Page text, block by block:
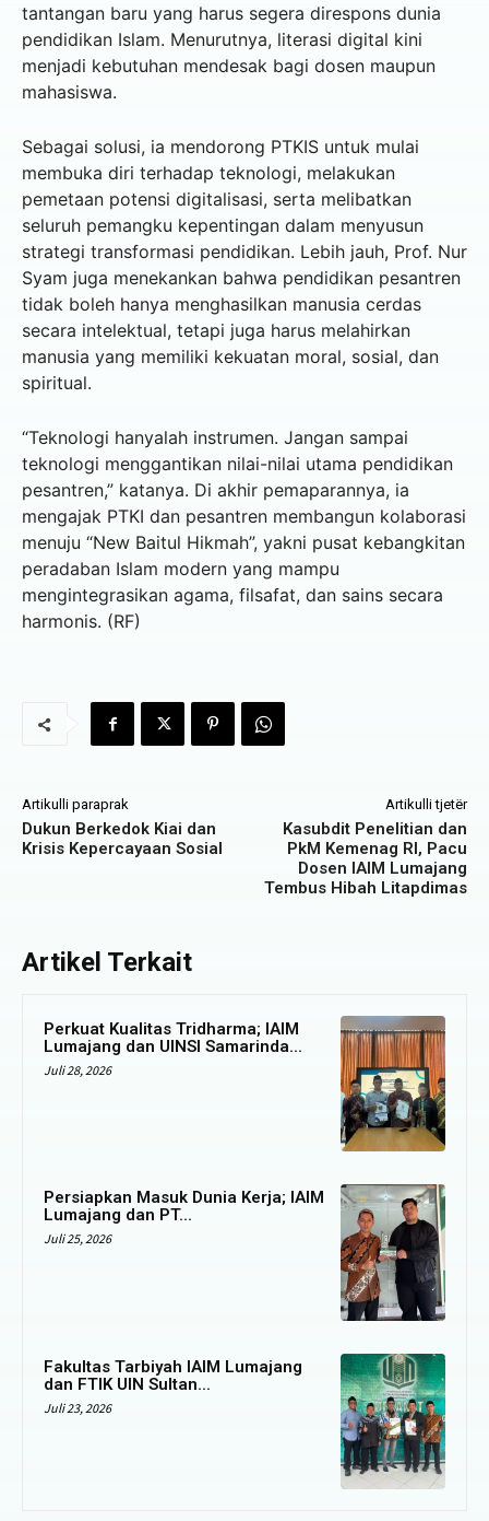
tantangan baru yang harus segera direspons dunia
pendidikan Islam. Menurutnya, literasi digital kini
menjadi kebutuhan mendesak bagi dosen maupun
mahasiswa.
Sebagai solusi, ia mendorong PTKIS untuk mulai
membuka diri terhadap teknologi, melakukan
pemetaan potensi digitalisasi, serta melibatkan
seluruh pemangku kepentingan dalam menyusun
strategi transformasi pendidikan. Lebih jauh, Prof. Nur
Syam juga menekankan bahwa pendidikan pesantren
tidak boleh hanya menghasilkan manusia cerdas
secara intelektual, tetapi juga harus melahirkan
manusia yang memiliki kekuatan moral, sosial, dan
spiritual.
“Teknologi hanyalah instrumen. Jangan sampai
teknologi menggantikan nilai-nilai utama pendidikan
pesantren,” katanya. Di akhir pemaparannya, ia
mengajak PTKI dan pesantren membangun kolaborasi
menuju “New Baitul Hikmah”, yakni pusat kebangkitan
peradaban Islam modern yang mampu
mengintegrasikan agama, filsafat, dan sains secara
harmonis. (RF)
Artikulli paraprak
Dukun Berkedok Kiai dan
Krisis Kepercayaan Sosial
Artikulli tjetër
Kasubdit Penelitian dan
PkM Kemenag RI, Pacu
Dosen IAIM Lumajang
Tembus Hibah Litapdimas
Artikel Terkait
Perkuat Kualitas Tridharma; IAIM
Lumajang dan UINSI Samarinda...
Juli 28, 2026
Persiapkan Masuk Dunia Kerja; IAIM
Lumajang dan PT...
Juli 25, 2026
Fakultas Tarbiyah IAIM Lumajang
dan FTIK UIN Sultan...
Juli 23, 2026